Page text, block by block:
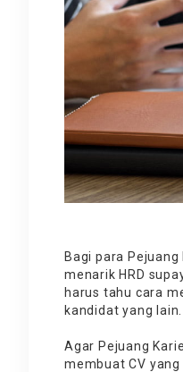
Bagi para
menarik HRD
harus tahu cara
kandidat yang lain.
Agar Pejuang
membuat CV